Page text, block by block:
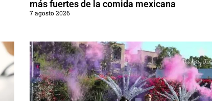
más fuertes de la comida mexicana
7 agosto 2026